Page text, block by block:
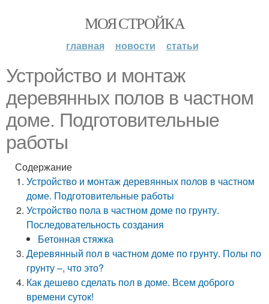
МОЯ СТРОЙКА
главная новости статьи
Устройство и монтаж
деревянных полов в частном
доме. Подготовительные
работы
Содержание
Устройство и монтаж деревянных полов в частном
доме. Подготовительные работы
Устройство пола в частном доме по грунту.
Последовательность создания
Бетонная стяжка
Деревянный пол в частном доме по грунту. Полы по
грунту –, что это?
Как дешево сделать пол в доме. Всем доброго
времени суток!